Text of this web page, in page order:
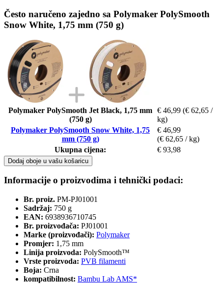
Često naručeno zajedno sa Polymaker PolySmooth
Snow White, 1,75 mm (750 g)
Polymaker PolySmooth Jet Black, 1,75 mm
(750 g)
€ 46,99 (€ 62,65 /
kg)
Polymaker PolySmooth Snow White, 1,75
mm (750 g)
€ 46,99
(€ 62,65 / kg)
Ukupna cijena:
€ 93,98
Dodaj oboje u vašu košaricu
Informacije o proizvodima i tehnički podaci:
Br. proiz. PM-PJ01001
Sadržaj: 750 g
EAN: 6938936710745
Br. proizvođača: PJ01001
Marke (proizvođači): Polymaker
Promjer: 1,75 mm
Linija proizvoda: PolySmooth™
Vrste proizvoda: PVB filamenti
Boja: Crna
kompatibilnost: Bambu Lab AMS*